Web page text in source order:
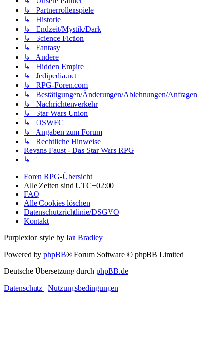
↳ Partnerrollenspiele
↳ Historie
↳ Endzeit/Mystik/Dark
↳ Science Fiction
↳ Fantasy
↳ Andere
↳ Hidden Empire
↳ Jedipedia.net
↳ RPG-Foren.com
↳ Bestätigungen/Änderungen/Ablehnungen/Anfragen
↳ Nachrichtenverkehr
↳ Star Wars Union
↳ OSWFC
↳ Angaben zum Forum
↳ Rechtliche Hinweise
Revans Faust - Das Star Wars RPG
↳ '
Foren RPG-Übersicht
Alle Zeiten sind UTC+02:00
FAQ
Alle Cookies löschen
Datenschutzrichtlinie/DSGVO
Kontakt
Purplexion style by Ian Bradley
Powered by phpBB® Forum Software © phpBB Limited
Deutsche Übersetzung durch phpBB.de
Datenschutz | Nutzungsbedingungen